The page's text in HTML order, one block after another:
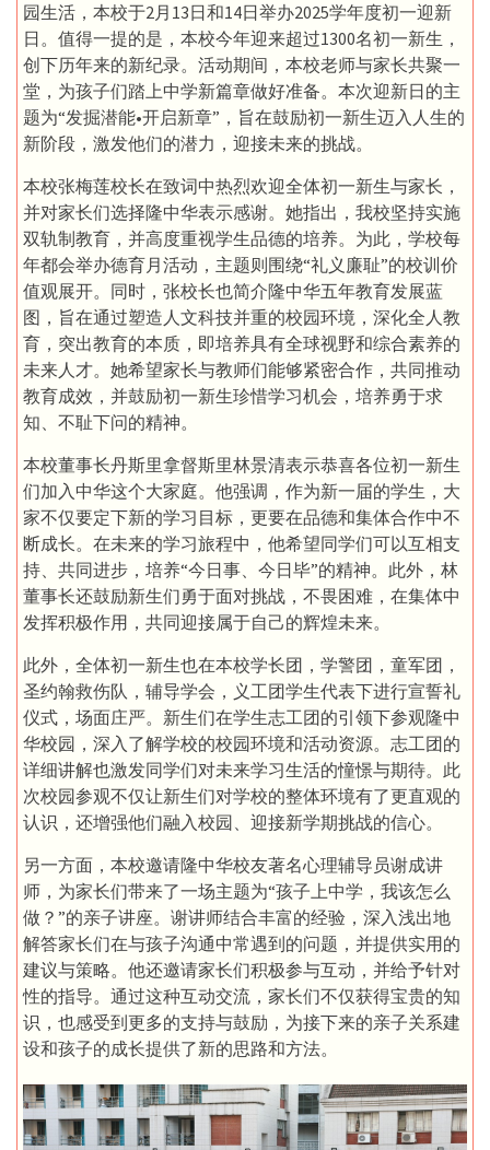
园生活，本校于2月13日和14日举办2025学年度初一迎新
日。值得一提的是，本校今年迎来超过1300名初一新生，
创下历年来的新纪录。活动期间，本校老师与家长共聚一
堂，为孩子们踏上中学新篇章做好准备。本次迎新日的主
题为“发掘潜能•开启新章”，旨在鼓励初一新生迈入人生的
新阶段，激发他们的潜力，迎接未来的挑战。
本校张梅莲校长在致词中热烈欢迎全体初一新生与家长，
并对家长们选择隆中华表示感谢。她指出，我校坚持实施
双轨制教育，并高度重视学生品德的培养。为此，学校每
年都会举办德育月活动，主题则围绕“礼义廉耻”的校训价
值观展开。同时，张校长也简介隆中华五年教育发展蓝
图，旨在通过塑造人文科技并重的校园环境，深化全人教
育，突出教育的本质，即培养具有全球视野和综合素养的
未来人才。她希望家长与教师们能够紧密合作，共同推动
教育成效，并鼓励初一新生珍惜学习机会，培养勇于求
知、不耻下问的精神。
本校董事长丹斯里拿督斯里林景清表示恭喜各位初一新生
们加入中华这个大家庭。他强调，作为新一届的学生，大
家不仅要定下新的学习目标，更要在品德和集体合作中不
断成长。在未来的学习旅程中，他希望同学们可以互相支
持、共同进步，培养“今日事、今日毕”的精神。此外，林
董事长还鼓励新生们勇于面对挑战，不畏困难，在集体中
发挥积极作用，共同迎接属于自己的辉煌未来。
此外，全体初一新生也在本校学长团，学警团，童军团，
圣约翰救伤队，辅导学会，义工团学生代表下进行宣誓礼
仪式，场面庄严。新生们在学生志工团的引领下参观隆中
华校园，深入了解学校的校园环境和活动资源。志工团的
详细讲解也激发同学们对未来学习生活的憧憬与期待。此
次校园参观不仅让新生们对学校的整体环境有了更直观的
认识，还增强他们融入校园、迎接新学期挑战的信心。
另一方面，本校邀请隆中华校友著名心理辅导员谢成讲
师，为家长们带来了一场主题为“孩子上中学，我该怎么
做？”的亲子讲座。谢讲师结合丰富的经验，深入浅出地
解答家长们在与孩子沟通中常遇到的问题，并提供实用的
建议与策略。他还邀请家长们积极参与互动，并给予针对
性的指导。通过这种互动交流，家长们不仅获得宝贵的知
识，也感受到更多的支持与鼓励，为接下来的亲子关系建
设和孩子的成长提供了新的思路和方法。